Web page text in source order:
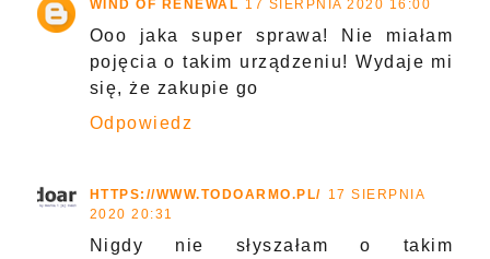
ALA 17 SIERPNIA 2020 15:27
Nie słyszałam wcześniej o takim
urządzeniu, ale skoro jest skuteczny,
Niestety, komary mnie kochają i
Odpowiedz